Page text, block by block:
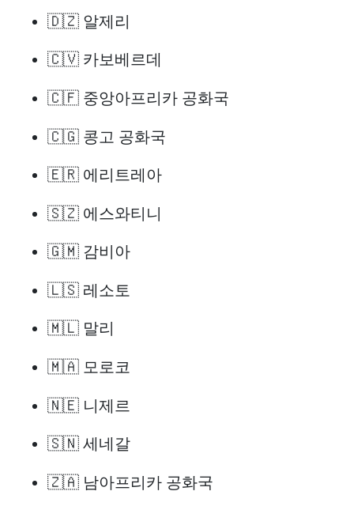
🇩🇿 알제리
🇨🇻 카보베르데
🇨🇫 중앙아프리카 공화국
🇨🇬 콩고 공화국
🇪🇷 에리트레아
🇸🇿 에스와티니
🇬🇲 감비아
🇱🇸 레소토
🇲🇱 말리
🇲🇦 모로코
🇳🇪 니제르
🇸🇳 세네갈
🇿🇦 남아프리카 공화국